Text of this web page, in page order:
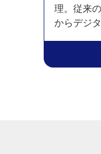
理。従来
からデジ